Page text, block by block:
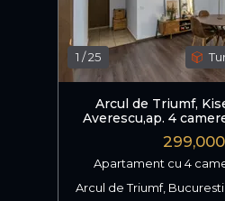
1 /25
Arcul de Triumf,
Averescu,ap. 4
Apartament cu 4
Arcul de Triumf, Bucuresti